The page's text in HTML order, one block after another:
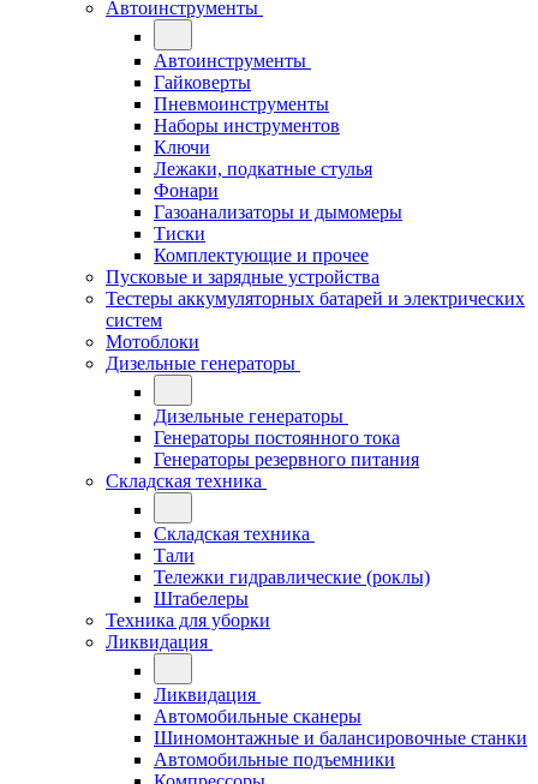
Автоинструменты
Автоинструменты
Гайковерты
Пневмоинструменты
Наборы инструментов
Ключи
Лежаки, подкатные стулья
Фонари
Газоанализаторы и дымомеры
Тиски
Комплектующие и прочее
Пусковые и зарядные устройства
Тестеры аккумуляторных батарей и электрических
систем
Мотоблоки
Дизельные генераторы
Дизельные генераторы
Генераторы постоянного тока
Генераторы резервного питания
Складская техника
Складская техника
Тали
Тележки гидравлические (роклы)
Штабелеры
Техника для уборки
Ликвидация
Ликвидация
Автомобильные сканеры
Шиномонтажные и балансировочные станки
Автомобильные подъемники